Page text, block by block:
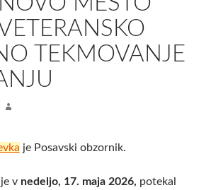
TEKMOVANJE
je Posavski obzornik.
je v nedeljo, 17. maja 2026, potekal